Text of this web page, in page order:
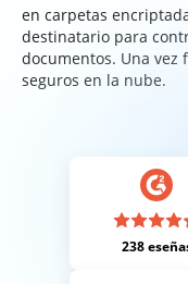
en carpetas
destinatario para
documentos. Una vez
seguros en la nube.
238